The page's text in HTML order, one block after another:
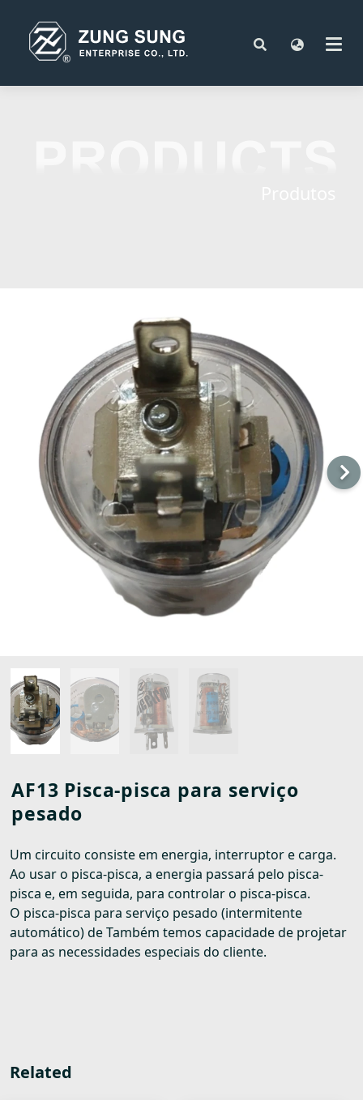
AF13 Pisca-pisca para serviço
pesado
Um circuito consiste em energia, interruptor e carga.
Ao usar o pisca-pisca, a energia passará pelo pisca-
pisca e, em seguida, para controlar o pisca-pisca.
O pisca-pisca para serviço pesado (intermitente
automático) de Também temos capacidade de projetar
para as necessidades especiais do cliente.
Related